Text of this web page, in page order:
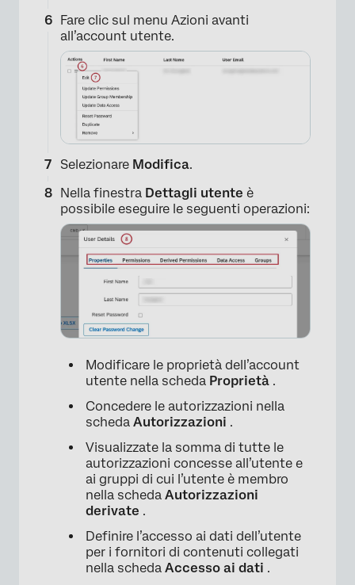
×
×
Fare clic sul menu Azioni avanti
all’account utente.
Selezionare Modifica.
Nella finestra Dettagli utente è
possibile eseguire le seguenti operazioni:
Modificare le proprietà dell’account
utente nella scheda Proprietà .
Concedere le autorizzazioni nella
scheda Autorizzazioni .
Visualizzate la somma di tutte le
autorizzazioni concesse all’utente e
ai gruppi di cui l’utente è membro
nella scheda Autorizzazioni
derivate .
Definire l’accesso ai dati dell’utente
per i fornitori di contenuti collegati
nella scheda Accesso ai dati .